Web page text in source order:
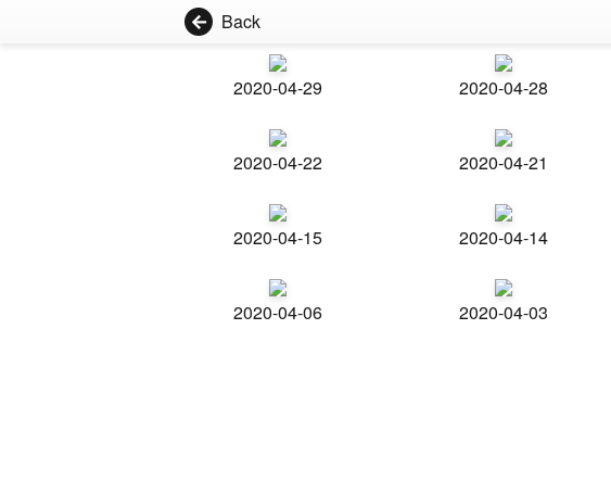
Back
2020-04-29 2020-04-28
2020-04-22 2020-04-21
2020-04-15 2020-04-14
2020-04-06 2020-04-03